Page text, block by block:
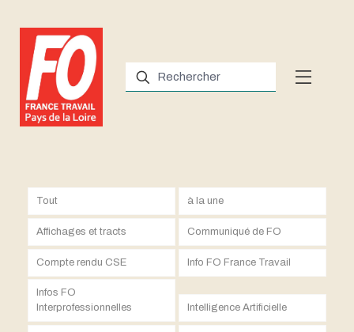
Tout à la une
Affichages et tracts Communiqué de FO
Compte rendu CSE Info FO France Travail
Infos FO
Interprofessionnelles
Intelligence Artificielle